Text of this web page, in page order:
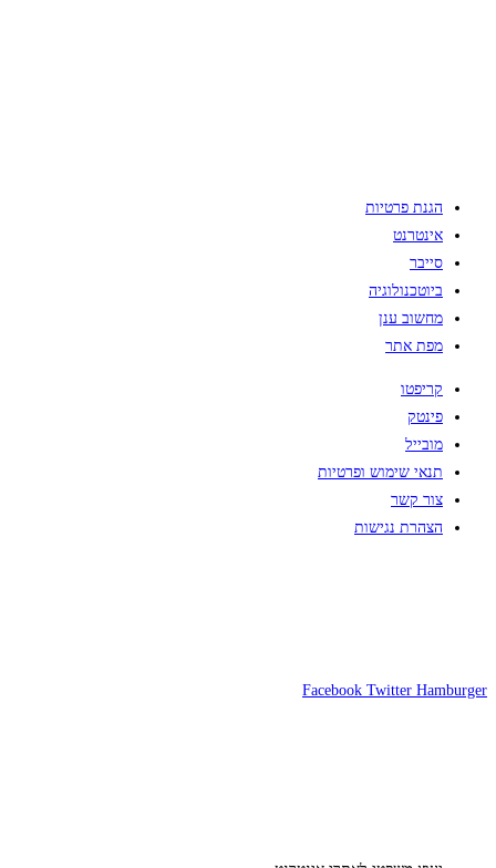
הגנת פרטיות
אינטרנט
סייבר
ביוטכנולוגיה
מחשוב ענן
מפת אתר
קריפטו
פינטק
מובייל
תנאי שימוש ופרטיות
צור קשר
הצהרת נגישות
Facebook Twitter Hamburger